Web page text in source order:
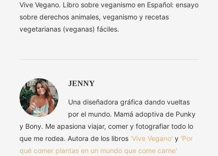
Vive Vegano. Libro sobre veganismo en Español: ensayo
sobre derechos animales, veganismo y recetas
vegetarianas (veganas) fáciles.
JENNY
Una diseñadora gráfica dando vueltas
por el mundo. Mamá adoptiva de Punky
y Bony. Me apasiona viajar, comer y fotografiar todo lo
que me rodea. Autora de los libros 'Vive Vegano' y 'Por
qué comer plantas en un mundo que come carne'